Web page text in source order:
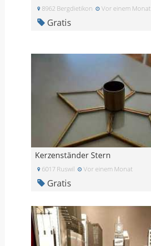
8962 Bergdietikon Vor einem Monat
Gratis
Kerzenständer Stern
6017 Ruswil Vor einem Monat
Gratis